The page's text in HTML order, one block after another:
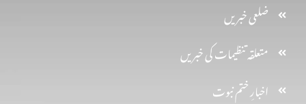
ضلعی خبریں
متعلقہ تنظیمات کی خبریں
اخبارِ ختم نبوت